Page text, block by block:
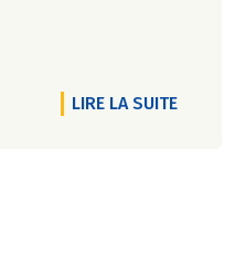
FROMAGES FONT LEUR
LIRE LA SUITEDE